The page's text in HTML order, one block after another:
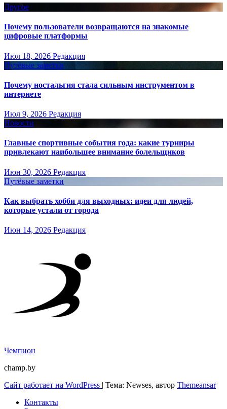
Другое
Почему пользователи возвращаются на знакомые
цифровые платформы
Июл 18, 2026 Редакция
Путёвые заметки
Почему ностальгия стала сильным инструментом в
интернете
Июл 9, 2026 Редакция
Новости
Главные спортивные события года: какие турниры
привлекают наибольшее внимание болельщиков
Июн 30, 2026 Редакция
Путёвые заметки
Как выбрать хобби для выходных: идеи для людей,
которые устали от города
Июн 14, 2026 Редакция
Чемпион
champ.by
Сайт работает на WordPress | Тема: Newses, автор Themeansar
Контакты